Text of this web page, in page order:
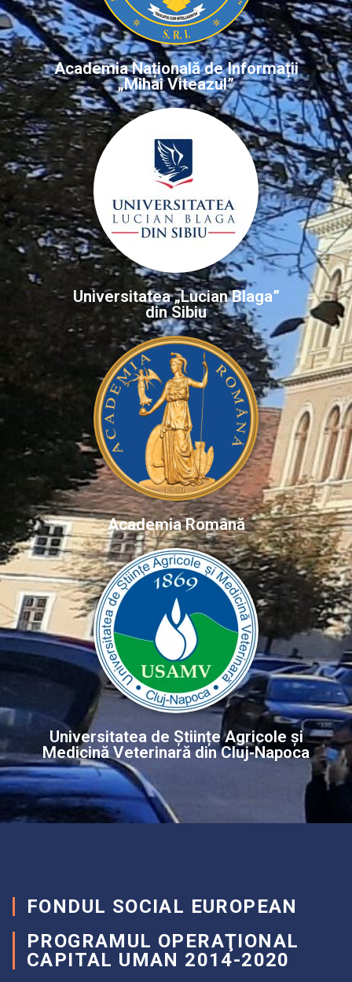
Academia Națională de Informații
„Mihai Viteazul”
Universitatea „Lucian Blaga”
din Sibiu
Academia Română
Universitatea de Științe Agricole și
Medicină Veterinară din Cluj‐Napoca
FONDUL SOCIAL EUROPEAN
PROGRAMUL OPERAŢIONAL
CAPITAL UMAN 2014-2020